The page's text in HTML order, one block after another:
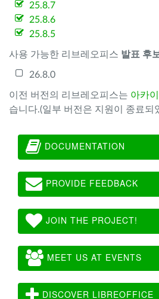
25.8.7
25.8.6
25.8.5
사용 가능한 리브레오피스 발표 후
26.8.0
이전 버전의 리브레오피스는 아카
습니다.(일부 버전은 지원이 종료되
DOCUMENTATION
PROVIDE FEEDBACK
JOIN THE PROJECT!
MEET US AT EVENTS
DISCOVER LIBREOFFICE